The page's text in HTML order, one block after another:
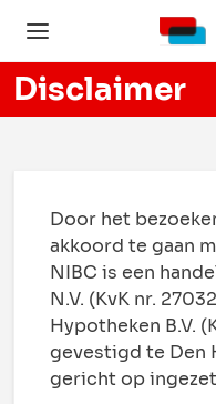
Disclaimer
Door het
akkoord te gaan
NIBC is een
N.V. (KvK nr.
Hypotheken B.V.
gevestigd te Den
gericht op